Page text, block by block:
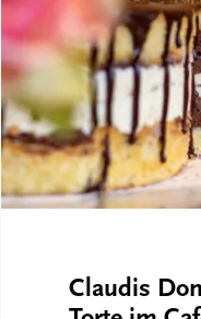
Torte
im
Café
Augenblicke
Claudis